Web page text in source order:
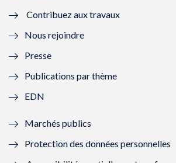
l
l
f
n
ê
e
e
n
ê
Contribuez aux travaux
Nous rejoindre
Presse
Publications par thème
EDN
Marchés publics
Protection des données personnelles